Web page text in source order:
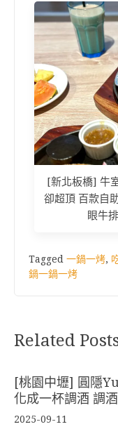
[新北板橋] 牛
卻超頂 百款自
眼牛
Tagged 一鍋一烤,
鍋一鍋一烤
Related
[桃園中壢] 圓隱
化成一杯調酒 調
2025-09-11